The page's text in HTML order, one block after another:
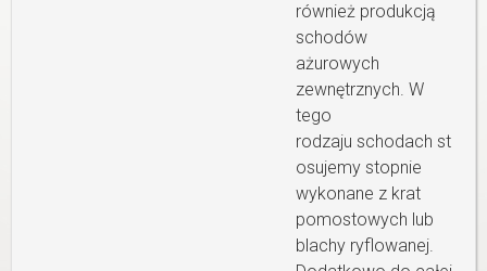
również produkcją
schodów
ażurowych
zewnętrznych. W
tego
rodzaju schodach st
osujemy stopnie
wykonane z krat
pomostowych lub
blachy ryflowanej.